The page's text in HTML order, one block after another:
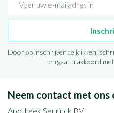
Door op inschrijven te klikken,
en gaat u akkoord
Neem contact met ons
Apotheek Seurinck BV